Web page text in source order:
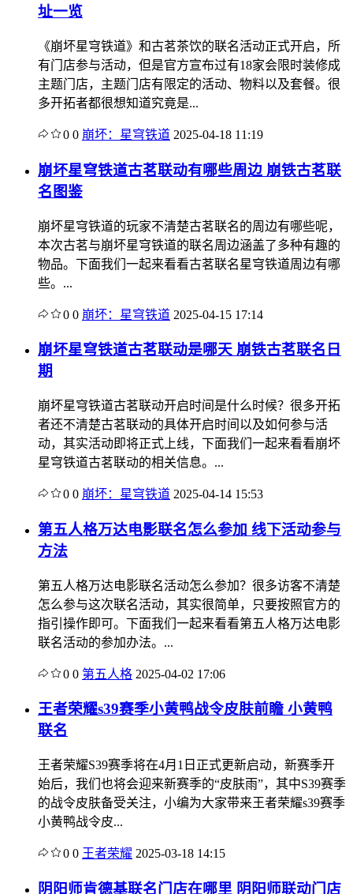
址一览
《崩坏星穹铁道》和古茗茶饮的联名活动正式开启，所
有门店参与活动，但是官方宣布过有18家会限时装修成
主题门店，主题门店有限定的活动、物料以及套餐。很
多开拓者都很想知道究竟是...
0 0 崩坏：星穹铁道 2025-04-18 11:19
崩坏星穹铁道古茗联动有哪些周边 崩铁古茗联
名图鉴
崩坏星穹铁道的玩家不清楚古茗联名的周边有哪些呢，
本次古茗与崩坏星穹铁道的联名周边涵盖了多种有趣的
物品。下面我们一起来看看古茗联名星穹铁道周边有哪
些。...
0 0 崩坏：星穹铁道 2025-04-15 17:14
崩坏星穹铁道古茗联动是哪天 崩铁古茗联名日
期
崩坏星穹铁道古茗联动开启时间是什么时候？很多开拓
者还不清楚古茗联动的具体开启时间以及如何参与活
动，其实活动即将正式上线，下面我们一起来看看崩坏
星穹铁道古茗联动的相关信息。...
0 0 崩坏：星穹铁道 2025-04-14 15:53
第五人格万达电影联名怎么参加 线下活动参与
方法
第五人格万达电影联名活动怎么参加？很多访客不清楚
怎么参与这次联名活动，其实很简单，只要按照官方的
指引操作即可。下面我们一起来看看第五人格万达电影
联名活动的参加办法。...
0 0 第五人格 2025-04-02 17:06
王者荣耀s39赛季小黄鸭战令皮肤前瞻 小黄鸭
联名
王者荣耀S39赛季将在4月1日正式更新启动，新赛季开
始后，我们也将会迎来新赛季的“皮肤雨”，其中S39赛季
的战令皮肤备受关注，小编为大家带来王者荣耀s39赛季
小黄鸭战令皮...
0 0 王者荣耀 2025-03-18 14:15
阴阳师肯德基联名门店在哪里 阴阳师联动门店